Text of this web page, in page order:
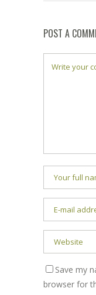
POST A
Save my
browser for